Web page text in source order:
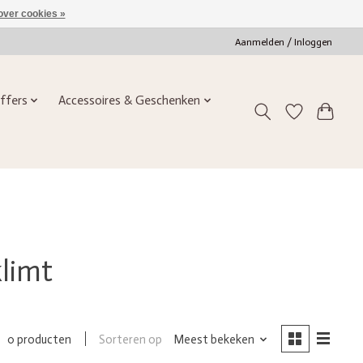
Aanmelden / Inloggen
Accessoires & Geschenken
0 producten Sorteren op Meest bekeken
cookies »